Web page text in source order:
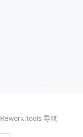
Rework.tools 导航